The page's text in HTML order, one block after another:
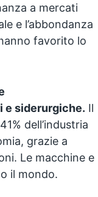
a mercati
e l’abbondanza
favorito lo
e siderurgiche. Il
dell’industria
grazie a
Le macchine e
il mondo.